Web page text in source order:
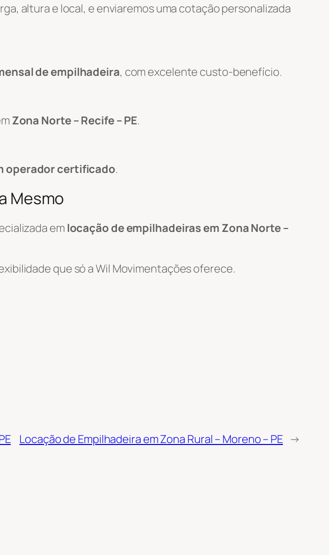
altura e local, e enviaremos uma cotação personalizada
de empilhadeira, com excelente custo-benefício.
Zona Norte – Recife – PE.
operador certificado.
Mesmo
em locação de empilhadeiras em Zona Norte –
que só a Wil Movimentações oferece.
Locação de Empilhadeira em Zona Rural – Moreno – PE →